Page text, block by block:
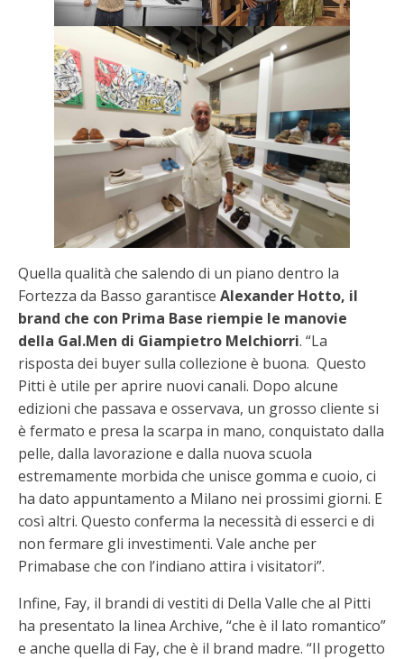
Quella qualità che salendo di un piano dentro la
Fortezza da Basso garantisce Alexander Hotto, il
brand che con Prima Base riempie le manovie
della Gal.Men di Giampietro Melchiorri. “La
risposta dei buyer sulla collezione è buona. Questo
Pitti è utile per aprire nuovi canali. Dopo alcune
edizioni che passava e osservava, un grosso cliente si
è fermato e presa la scarpa in mano, conquistato dalla
pelle, dalla lavorazione e dalla nuova scuola
estremamente morbida che unisce gomma e cuoio, ci
ha dato appuntamento a Milano nei prossimi giorni. E
così altri. Questo conferma la necessità di esserci e di
non fermare gli investimenti. Vale anche per
Primabase che con l’indiano attira i visitatori”.
Infine, Fay, il brandi di vestiti di Della Valle che al Pitti
ha presentato la linea Archive, “che è il lato romantico”
e anche quella di Fay, che è il brand madre. “Il progetto